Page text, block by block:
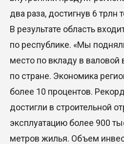
искусственным интеллектом
28 Июл. 2026 10:39
Новые ориентиры
какие возможности
Казахстана и России
26 Июл. 2026 12:11
Межпартийные теледебаты
республиканских телеканалов
два раза, достигнув 6 трлн
В результате область
по республике. «Мы
место по вкладу в валовой
по стране. Экономика
более 10 процентов.
достигли в строительной
эксплуатацию более 900
метров жилья. Объем